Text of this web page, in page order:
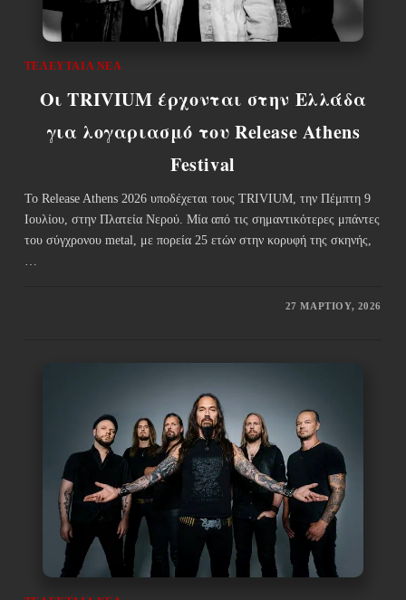
ΤΕΛΕΥΤΑΊΑ ΝΈΑ
Οι TRIVIUM έρχονται στην Ελλάδα
για λογαριασμό του Release Athens
Festival
Το Release Athens 2026 υποδέχεται τους TRIVIUM, την Πέμπτη 9
Ιουλίου, στην Πλατεία Νερού. Μία από τις σημαντικότερες μπάντες
του σύγχρονου metal, με πορεία 25 ετών στην κορυφή της σκηνής,
27 ΜΑΡΤΊΟΥ, 2026